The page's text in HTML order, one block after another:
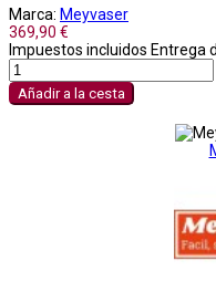
Marca: Meyvaser
369,90 €
Impuestos incluidos Entrega
Añadir a la cesta